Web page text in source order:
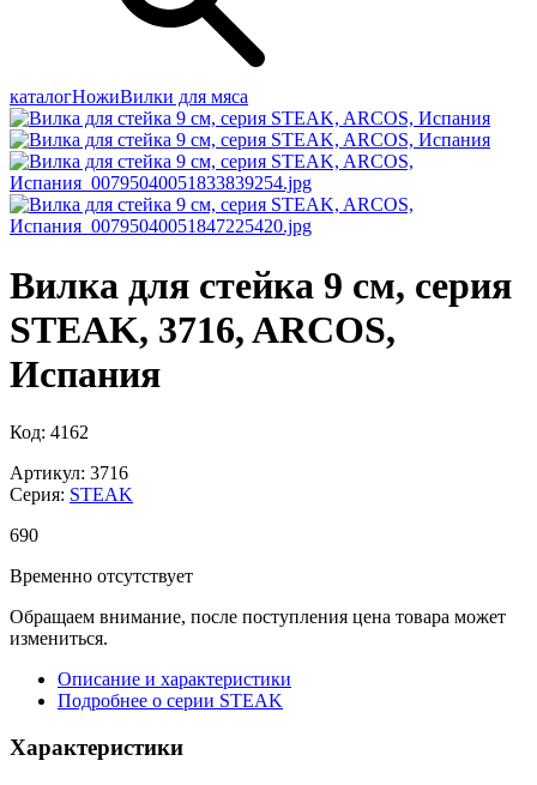
каталогНожиВилки для мяса
Вилка для стейка 9 см, серия
STEAK, 3716, ARCOS,
Испания
Код: 4162
Артикул: 3716
Серия: STEAK
690
Временно отсутствует
Обращаем внимание, после поступления цена товара может
измениться.
Описание и характеристики
Подробнее о серии STEAK
Характеристики